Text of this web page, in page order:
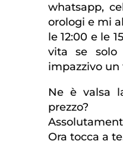
whatsapp,
orologi e mi
le 12:00 e le
vita se solo
impazzivo un
Ne è valsa
prezzo?
Ora tocca a